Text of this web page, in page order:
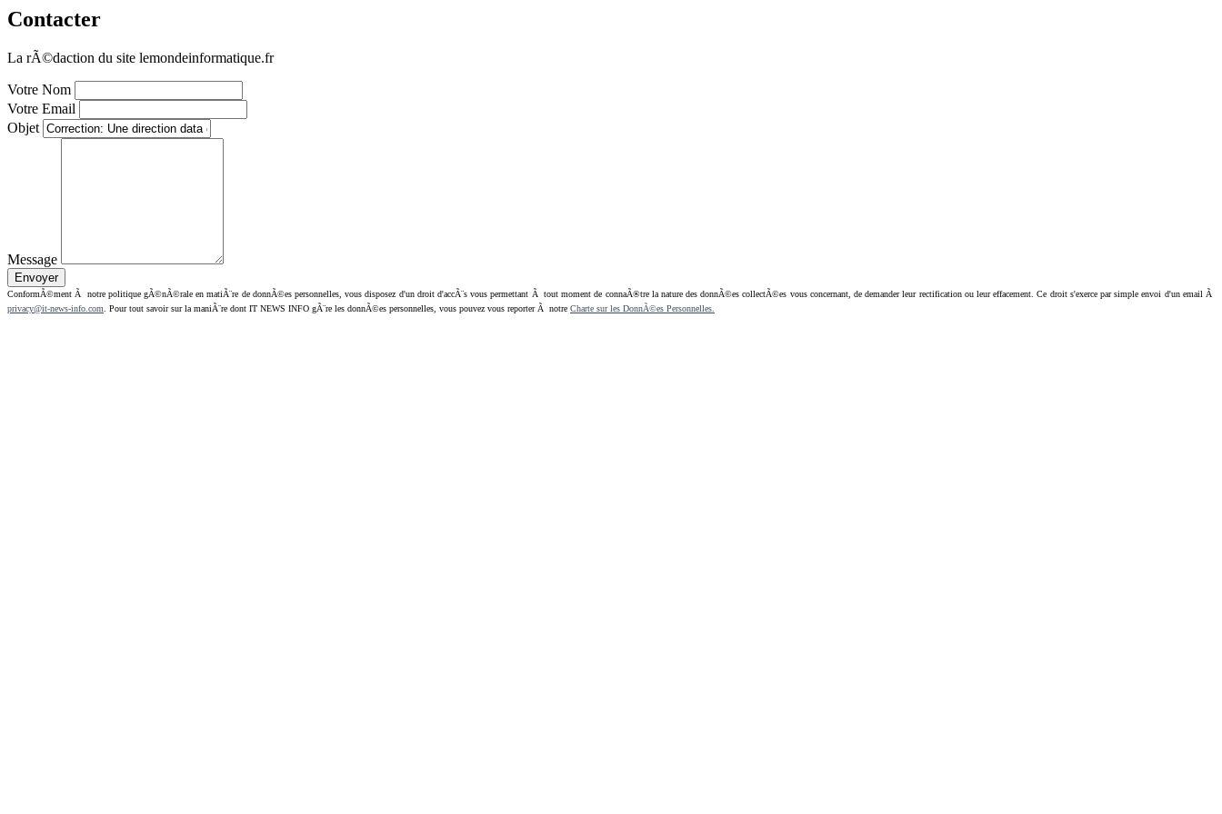
Contacter
La rÃ©daction du site lemondeinformatique.fr
Votre Nom
Votre Email
Objet
Message
ConformÃ©ment Ã notre politique gÃ©nÃ©rale en matiÃ¨re de donnÃ©es personnelles, vous disposez d'un droit d'accÃ¨s vous permettant Ã tout moment de connaÃ®tre la nature des donnÃ©es collectÃ©es vous concernant, de demander leur rectification ou leur effacement. Ce droit s'exerce par simple envoi d'un email Ã
privacy@it-news-info.com . Pour tout savoir sur la maniÃ¨re dont IT NEWS INFO gÃ¨re les donnÃ©es personnelles, vous pouvez vous reporter Ã notre Charte sur les DonnÃ©es Personnelles.